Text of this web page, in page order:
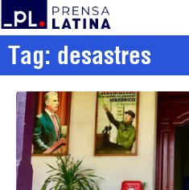
Tag: desastres